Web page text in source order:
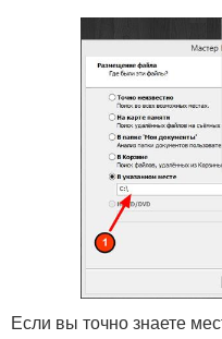
Если вы точно знаете